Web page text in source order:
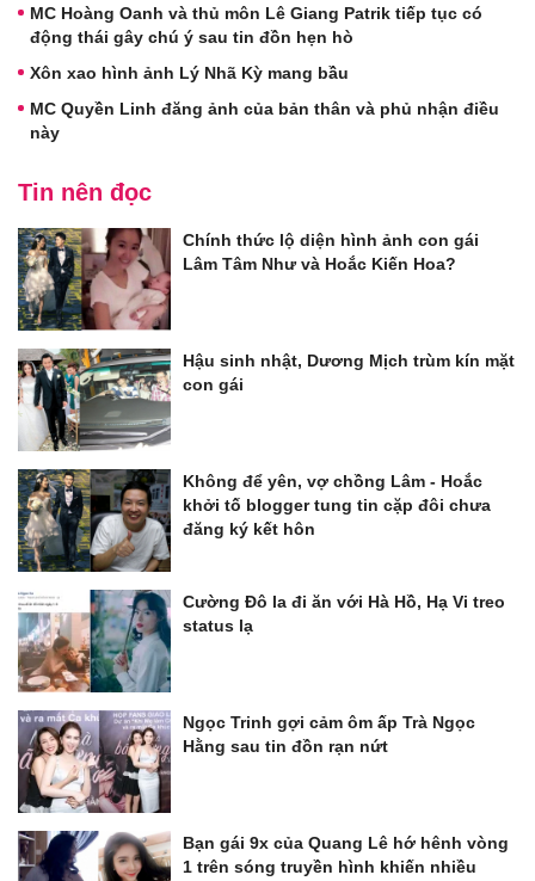
MC Hoàng Oanh và thủ môn Lê Giang Patrik tiếp tục có
động thái gây chú ý sau tin đồn hẹn hò
Xôn xao hình ảnh Lý Nhã Kỳ mang bầu
MC Quyền Linh đăng ảnh của bản thân và phủ nhận điều
này
Tin nên đọc
Chính thức lộ diện hình ảnh con gái
Lâm Tâm Như và Hoắc Kiến Hoa?
Hậu sinh nhật, Dương Mịch trùm kín mặt
con gái
Không để yên, vợ chồng Lâm - Hoắc
khởi tố blogger tung tin cặp đôi chưa
đăng ký kết hôn
Cường Đô la đi ăn với Hà Hồ, Hạ Vi treo
status lạ
Ngọc Trinh gợi cảm ôm ấp Trà Ngọc
Hằng sau tin đồn rạn nứt
Bạn gái 9x của Quang Lê hớ hênh vòng
1 trên sóng truyền hình khiến nhiều